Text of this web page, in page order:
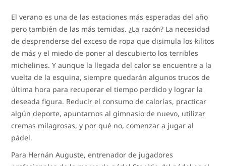
El verano es una de las estaciones más esperadas del año
pero también de las más temidas. ¿La razón? La necesidad
de desprenderse del exceso de ropa que disimula los kilitos
de más y el miedo de poner al descubierto los terribles
michelines. Y aunque la llegada del calor se encuentre a la
vuelta de la esquina, siempre quedarán algunos trucos de
última hora para recuperar el tiempo perdido y lograr la
deseada figura. Reducir el consumo de calorías, practicar
algún deporte, apuntarnos al gimnasio de nuevo, utilizar
cremas milagrosas, y por qué no, comenzar a jugar al
pádel.
Para Hernán Auguste, entrenador de jugadores